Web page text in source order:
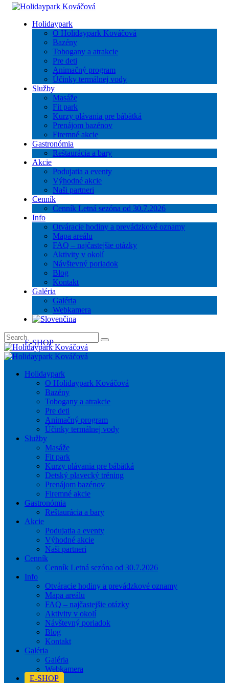
Holidaypark
O Holidaypark Kováčová
Bazény
Tobogany a atrakcie
Pre deti
Animačný program
Účinky termálnej vody
Služby
Masáže
Fit park
Kurzy plávania pre bábätká
Prenájom bazénov
Firemné akcie
Gastronómia
Reštaurácia a bary
Akcie
Podujatia a eventy
Výhodné akcie
Naši partneri
Cenník
Cenník Letná sezóna od 30.7.2026
Info
Otváracie hodiny a prevádzkové oznamy
Mapa areálu
FAQ – najčastejšie otázky
Aktivity v okolí
Návštevný poriadok
Blog
Kontakt
Galéria
Galéria
Webkamera
E-SHOP
Holidaypark
O Holidaypark Kováčová
Bazény
Tobogany a atrakcie
Pre deti
Animačný program
Účinky termálnej vody
Služby
Masáže
Fit park
Kurzy plávania pre bábätká
Detský plavecký tréning
Prenájom bazénov
Firemné akcie
Gastronómia
Reštaurácia a bary
Akcie
Podujatia a eventy
Výhodné akcie
Naši partneri
Cenník
Cenník Letná sezóna od 30.7.2026
Info
Otváracie hodiny a prevádzkové oznamy
Mapa areálu
FAQ – najčastejšie otázky
Aktivity v okolí
Návštevný poriadok
Blog
Kontakt
Galéria
Galéria
Webkamera
E-SHOP